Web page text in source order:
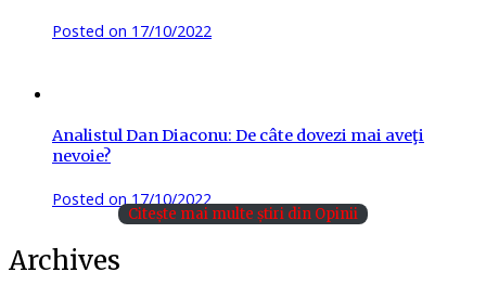
Posted on 17/10/2022
Analistul Dan Diaconu: De câte dovezi mai aveţi
nevoie?
Posted on 17/10/2022
Citește mai multe știri din Opinii
Archives